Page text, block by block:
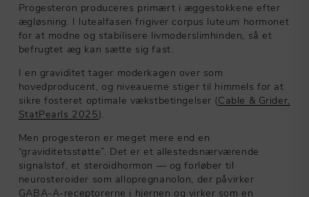
Progesteron produceres primært i æggestokkene efter
ægløsning. I lutealfasen frigiver corpus luteum hormonet
for at modne og stabilisere livmoderslimhinden, så et
befrugtet æg kan sætte sig fast.
I en graviditet tager moderkagen over som
hovedproducent, og niveauerne stiger til himmels for at
sikre fosteret optimale vækstbetingelser (Cable & Grider,
StatPearls 2025).
Men progesteron er meget mere end en
“graviditetsstøtte”. Det er et allestedsnærværende
signalstof, et steroidhormon — og forløber til
neurosteroider som allopregnanolon, der påvirker
GABA-A-receptorerne i hjernen og virker som en